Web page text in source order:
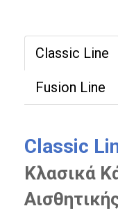
Classic Line
Fusion Line
Classic
Κλασικά